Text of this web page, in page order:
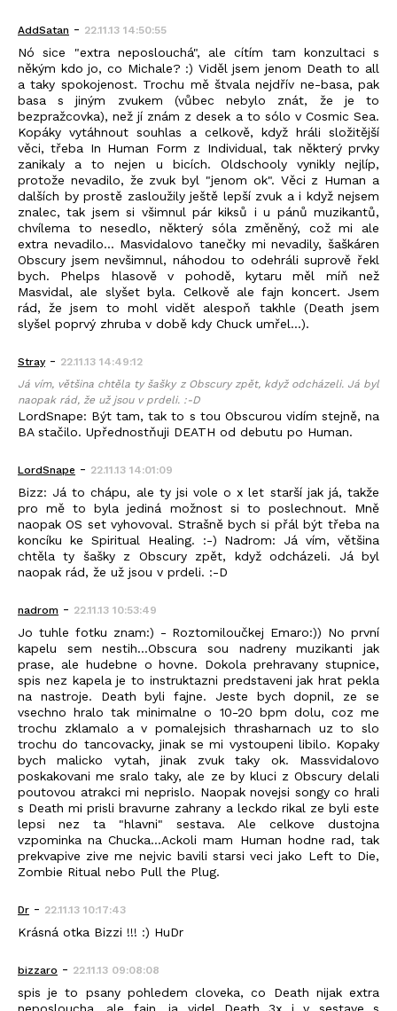
AddSatan - 22.11.13 14:50:55
Nó sice "extra neposlouchá", ale cítím tam konzultaci s
někým kdo jo, co Michale? :) Viděl jsem jenom Death to all
a taky spokojenost. Trochu mě štvala nejdřív ne-basa, pak
basa s jiným zvukem (vůbec nebylo znát, že je to
bezpražcovka), než jí znám z desek a to sólo v Cosmic Sea.
Kopáky vytáhnout souhlas a celkově, když hráli složitější
věci, třeba In Human Form z Individual, tak některý prvky
zanikaly a to nejen u bicích. Oldschooly vynikly nejlíp,
protože nevadilo, že zvuk byl "jenom ok". Věci z Human a
dalších by prostě zasloužily ještě lepší zvuk a i když nejsem
znalec, tak jsem si všimnul pár kiksů i u pánů muzikantů,
chvílema to nesedlo, některý sóla změněný, což mi ale
extra nevadilo... Masvidalovo tanečky mi nevadily, šaškáren
Obscury jsem nevšimnul, náhodou to odehráli suprově řekl
bych. Phelps hlasově v pohodě, kytaru měl míň než
Masvidal, ale slyšet byla. Celkově ale fajn koncert. Jsem
rád, že jsem to mohl vidět alespoň takhle (Death jsem
slyšel poprvý zhruba v době kdy Chuck umřel...).
Stray - 22.11.13 14:49:12
Já vím, většina chtěla ty šašky z Obscury zpět, když odcházeli. Já byl
naopak rád, že už jsou v prdeli. :-D
LordSnape: Být tam, tak to s tou Obscurou vidím stejně, na
BA stačilo. Upřednostňuji DEATH od debutu po Human.
LordSnape - 22.11.13 14:01:09
Bizz: Já to chápu, ale ty jsi vole o x let starší jak já, takže
pro mě to byla jediná možnost si to poslechnout. Mně
naopak OS set vyhovoval. Strašně bych si přál být třeba na
koncíku ke Spiritual Healing. :-) Nadrom: Já vím, většina
chtěla ty šašky z Obscury zpět, když odcházeli. Já byl
naopak rád, že už jsou v prdeli. :-D
nadrom - 22.11.13 10:53:49
Jo tuhle fotku znam:) - Roztomiloučkej Emaro:)) No první
kapelu sem nestih...Obscura sou nadreny muzikanti jak
prase, ale hudebne o hovne. Dokola prehravany stupnice,
spis nez kapela je to instruktazni predstaveni jak hrat pekla
na nastroje. Death byli fajne. Jeste bych dopnil, ze se
vsechno hralo tak minimalne o 10-20 bpm dolu, coz me
trochu zklamalo a v pomalejsich thrasharnach uz to slo
trochu do tancovacky, jinak se mi vystoupeni libilo. Kopaky
bych malicko vytah, jinak zvuk taky ok. Massvidalovo
poskakovani me sralo taky, ale ze by kluci z Obscury delali
poutovou atrakci mi neprislo. Naopak novejsi songy co hrali
s Death mi prisli bravurne zahrany a leckdo rikal ze byli este
lepsi nez ta "hlavni" sestava. Ale celkove dustojna
vzpominka na Chucka...Ackoli mam Human hodne rad, tak
prekvapive zive me nejvic bavili starsi veci jako Left to Die,
Zombie Ritual nebo Pull the Plug.
Dr - 22.11.13 10:17:43
Krásná otka Bizzi !!! :) HuDr
bizzaro - 22.11.13 09:08:08
spis je to psany pohledem cloveka, co Death nijak extra
neposloucha, ale fajn. ja videl Death 3x i v sestave s